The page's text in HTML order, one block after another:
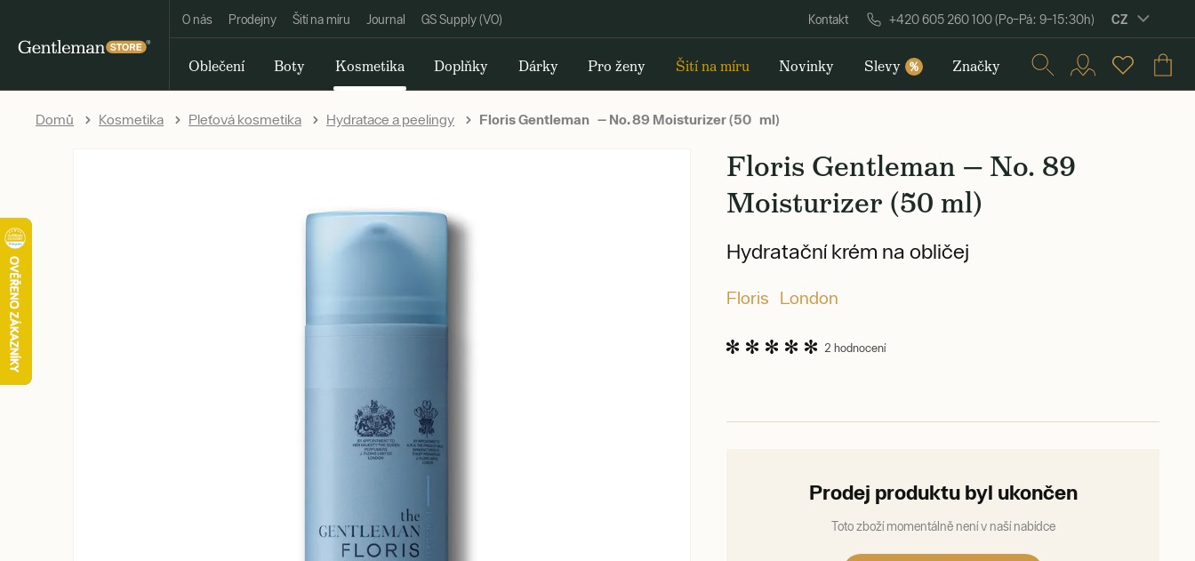
O nás Prodejny Šití na míru Journal GS Supply (VO) Kontakt +420 605 260 100 (Po–Pá: 9–15:30h) CZ
Oblečení Boty Kosmetika Doplňky Dárky Pro ženy Šití na míru Novinky Slevy % Značky
Domů Kosmetika Pleťová kosmetika Hydratace a peelingy Floris Gentleman — No. 89 Moisturizer (50 ml)
Floris Gentleman — No. 89
Moisturizer (50 ml)
Hydratační krém na obličej
Floris London
2 hodnocení
Prodej produktu byl ukončen
Toto zboží momentálně není v naší nabídce